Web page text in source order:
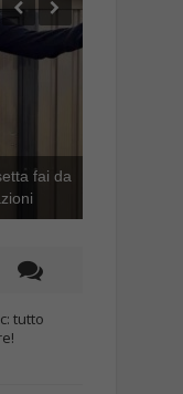
fai da
tutto